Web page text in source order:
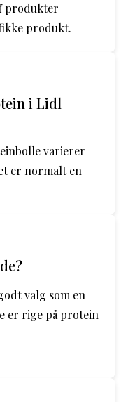
produkter
produkt.
i Lidl
varierer
er normalt en
valg som en
er rige på protein